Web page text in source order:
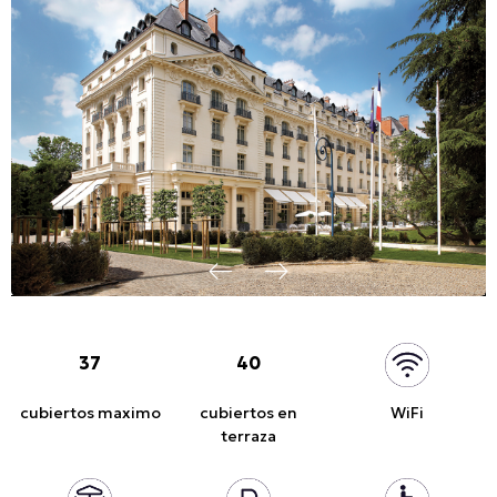
37
cubiertos maximo
40
cubiertos en
terraza
WiFi